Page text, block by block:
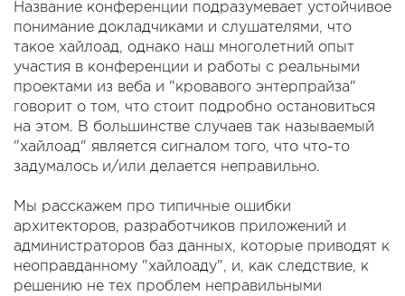
Название конференции подразумевает устойчивое
понимание докладчиками и слушателями, что
такое хайлоад, однако наш многолетний опыт
участия в конференции и работы с реальными
проектами из веба и "кровавого энтерпрайза"
говорит о том, что стоит подробно остановиться
на этом. В большинстве случаев так называемый
"хайлоад" является сигналом того, что что-то
задумалось и/или делается неправильно.
Мы расскажем про типичные ошибки
архитекторов, разработчиков приложений и
администраторов баз данных, которые приводят к
неоправданному "хайлоаду", и, как следствие, к
решению не тех проблем неправильными